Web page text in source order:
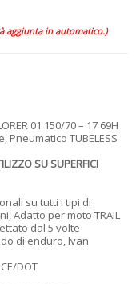
aggiunta in automatico.)
01 150/70 – 17 69H
TUBELESS
SU SUPERFICI
su tutti i tipi di
Adatto per moto TRAIL
dal 5 volte
di enduro, Ivan
DOT